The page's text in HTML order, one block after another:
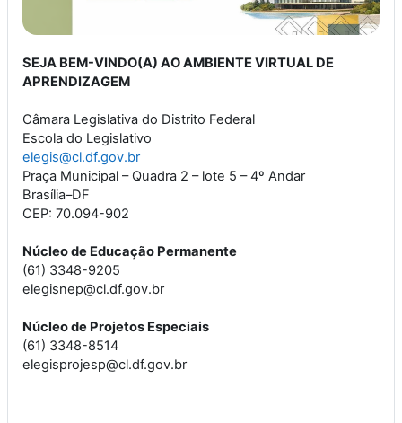
SEJA BEM-VINDO(A) AO AMBIENTE VIRTUAL DE
APRENDIZAGEM
Câmara Legislativa do Distrito Federal
Escola do Legislativo
elegis@cl.df.gov.br
Praça Municipal – Quadra 2 – lote 5 – 4º Andar
Brasília–DF
CEP: 70.094-902
Núcleo de Educação Permanente
(61) 3348-9205
elegisnep@cl.df.gov.br
Núcleo de Projetos Especiais
(61) 3348-8514
elegisprojesp@cl.df.gov.br